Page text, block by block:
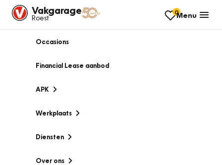
Vakgarage
Roest
0Menu
Occasions
Financial Lease aanbod
APK
Werkplaats
Diensten
Over ons